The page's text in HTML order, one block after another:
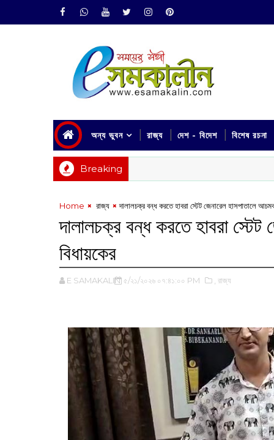
অন্য ভুবন রাজ্য দেশ - বিদেশ বিশেষ রচনা
Breaking
Home ‌ রাজ্য দালালচক্র বন্ধ করতে হাবরা স্টেট জেনারেল হাসপাতালে
দালালচক্র বন্ধ করতে হাবরা স্টেট
বিধায়কের
E SAMAKALIN ৫/২১/২০২৬ ০৭:৪১:০০ PM ,‌ রাজ্য